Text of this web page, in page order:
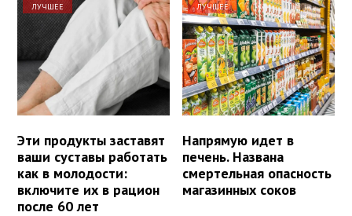
ЛУЧШЕЕ
Эти продукты заставят
ваши суставы работать
как в молодости:
включите их в рацион
после 60 лет
ЛУЧШЕЕ
Напрямую идет в
печень. Названа
смертельная опасность
магазинных соков